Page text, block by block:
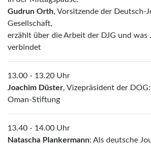
Gudrun Orth, Vorsitzende der Deutsch-
Gesellschaft,
erzählt über die Arbeit der DJG und was
verbindet
13.00 - 13.20 Uhr
Joachim Düster, Vizepräsident der
Oman-Stiftung
13.40 - 14.00 Uhr
Natascha Plankermann: Als deutsche